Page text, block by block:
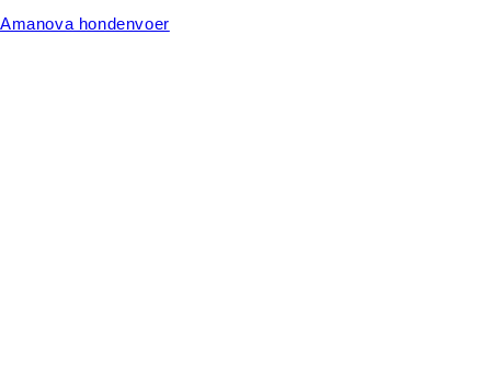
Amanova hondenvoer